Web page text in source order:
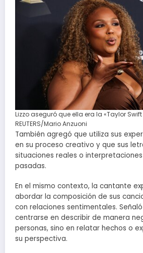
Lizzo aseguró que ella era la «Taylor
REUTERS/Mario Anzuoni
También agregó que utiliza sus
en su proceso creativo y que sus
situaciones reales o
pasadas.
En el mismo contexto, la cantante
abordar la composición de sus
con relaciones sentimentales.
centrarse en describir de manera
personas, sino en relatar hechos o
su perspectiva.